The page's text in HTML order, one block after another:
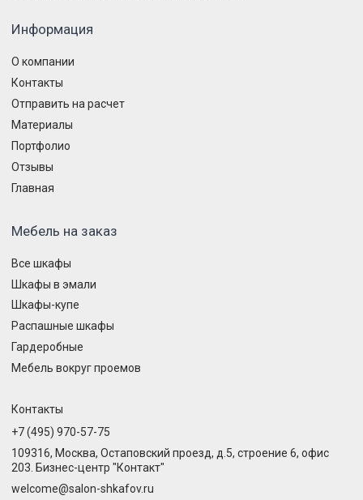
Информация
О компании
Контакты
Отправить на расчет
Материалы
Портфолио
Отзывы
Главная
Мебель на заказ
Все шкафы
Шкафы в эмали
Шкафы-купе
Распашные шкафы
Гардеробные
Мебель вокруг проемов
Контакты
+7 (495) 970-57-75
109316, Москва, Остаповский проезд, д.5, строение 6, офис
203. Бизнес-центр "Контакт"
welcome@salon-shkafov.ru